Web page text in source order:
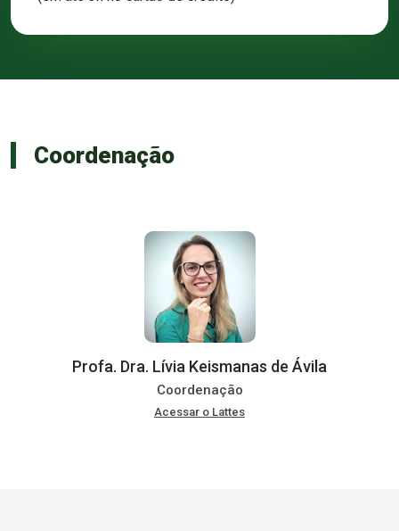
Coordenação
Profa. Dra. Lívia Keismanas de Ávila
Coordenação
Acessar o Lattes